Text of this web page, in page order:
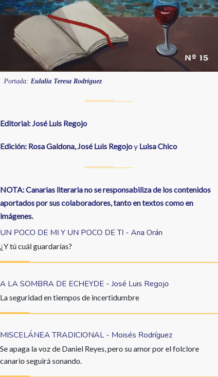
Portada: Eulalia Teresa Rodríguez
Editorial: José Luis Regojo
Edición: Rosa Galdona, José Luis Regojoy Luisa Chico
NOTA: Canarias literaria no se responsabiliza de los contenidos
aportados por sus colaboradores, tanto en textos como en
imágenes.
UN POCO DE MI Y UN POCO DE TI - Ana Orán
¿Y tú cuál guardarías?
A LA SOMBRA DE ECHEYDE - José Luis Regojo
La seguridad en tiempos de incertidumbre
MISCELÁNEA TRADICIONAL - Moisés Rodríguez
Se apaga la voz de Daniel Reyes, pero su amor por el folclore
canario seguirá sonando.